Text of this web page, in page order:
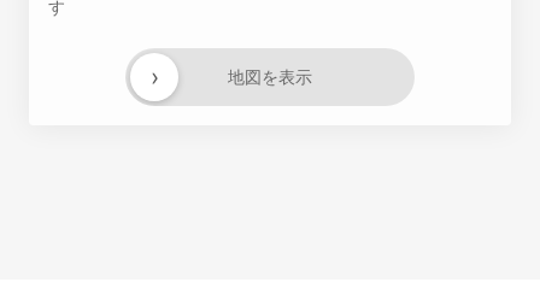
す
地図を表示
›